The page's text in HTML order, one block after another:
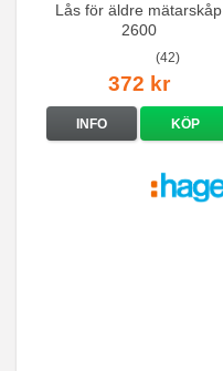
Lås för äldre mätarskåp
2600
(42)
372 kr
INFO KÖP